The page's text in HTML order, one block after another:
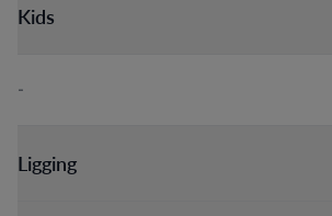
Kids
-
Ligging